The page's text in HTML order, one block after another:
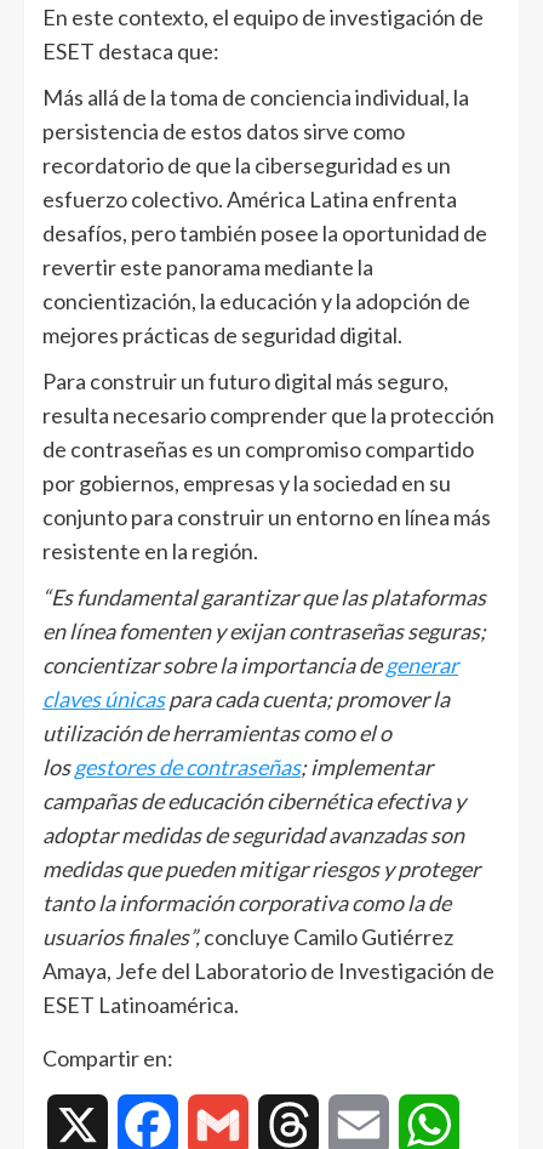
En este contexto, el equipo de investigación de
ESET destaca que:
Más allá de la toma de conciencia individual, la
persistencia de estos datos sirve como
recordatorio de que la ciberseguridad es un
esfuerzo colectivo. América Latina enfrenta
desafíos, pero también posee la oportunidad de
revertir este panorama mediante la
concientización, la educación y la adopción de
mejores prácticas de seguridad digital.
Para construir un futuro digital más seguro,
resulta necesario comprender que la protección
de contraseñas es un compromiso compartido
por gobiernos, empresas y la sociedad en su
conjunto para construir un entorno en línea más
resistente en la región.
“Es fundamental garantizar que las plataformas
en línea fomenten y exijan contraseñas seguras;
concientizar sobre la importancia degenerar
claves únicaspara cada cuenta; promover la
utilización de herramientas como el o
losgestores de contraseñas; implementar
campañas de educación cibernética efectiva y
adoptar medidas de seguridad avanzadas son
medidas que pueden mitigar riesgos y proteger
tanto la información corporativa como la de
usuarios finales”,concluye Camilo Gutiérrez
Amaya, Jefe del Laboratorio de Investigación de
ESET Latinoamérica.
Compartir en:
Facebook Gmail Threads Email